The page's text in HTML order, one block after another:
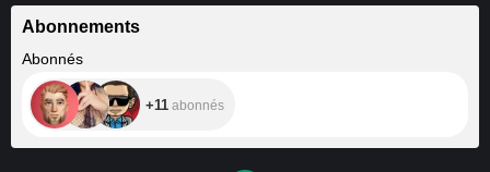
Abonnements
Abonnés
+11 abonnés